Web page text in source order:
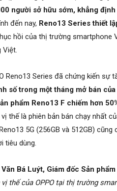
người sở hữu sớm, khẳng
đến nay, Reno13 Series thiết
hồi của thị trường smartphone
Việt.
Reno13 Series đã chứng kiến
số trong một tháng mở bán
phẩm Reno13 F chiếm hơn
thế là phiên bản bán chạy nhất
5G (256GB và 512GB)
tiêu dùng.
Văn Bá Luýt, Giám đốc Sản
thế của OPPO tại thị trường